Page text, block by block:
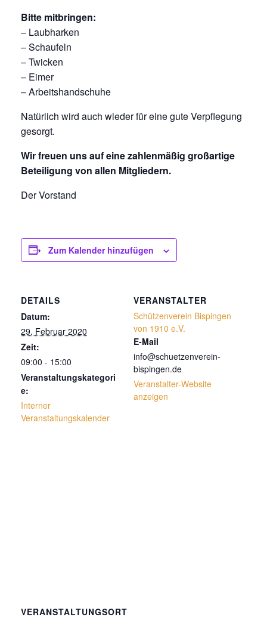
Bitte mitbringen:
– Laubharken
– Schaufeln
– Twicken
– Eimer
– Arbeitshandschuhe
Natürlich wird auch wieder für eine gute Verpflegung
gesorgt.
Wir freuen uns auf eine zahlenmäßig großartige
Beteiligung von allen Mitgliedern.
Der Vorstand
Zum Kalender hinzufügen
DETAILS
Datum:
29. Februar 2020
Zeit:
09:00 - 15:00
Veranstaltungskategori
e:
Interner
Veranstaltungskalender
VERANSTALTER
Schützenverein Bispingen
von 1910 e.V.
E-Mail
info@schuetzenverein-
bispingen.de
Veranstalter-Website
anzeigen
VERANSTALTUNGSORT